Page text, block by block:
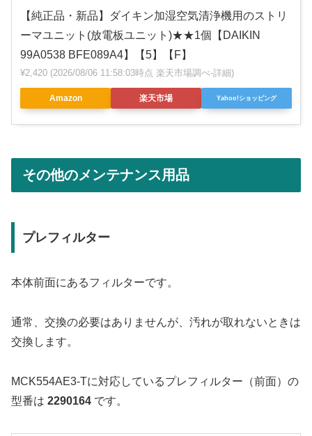
【純正品・新品】ダイキン加湿空気清浄機用のストリ
ーマユニット(放電板ユニット)★★1個【DAIKIN
99A0538 BFE089A4】【5】【F】
¥2,420 (2026/08/06 11:58:03時点 楽天市場調べ-詳細)
Amazon 楽天市場 Yahoo!ショッピング
その他のメンテナンス用品
プレフィルター
本体前面にあるフィルターです。
通常、交換の必要はありませんが、汚れが取れないときは
交換します。
MCK554AE3-Tに対応しているプレフィルター（前面）の
型番は 2290164 です。